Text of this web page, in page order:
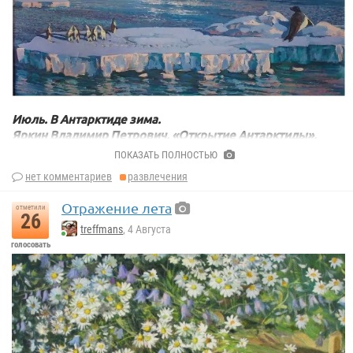
Июль. В Антарктиде зима.
Яркин Владимир Петрович. «Открытие Антарктиды».
ПОКАЗАТЬ ПОЛНОСТЬЮ
нет комментариев развлечения
отметили
26
голосовать
Отражение лета
treffmans, 4 Августа